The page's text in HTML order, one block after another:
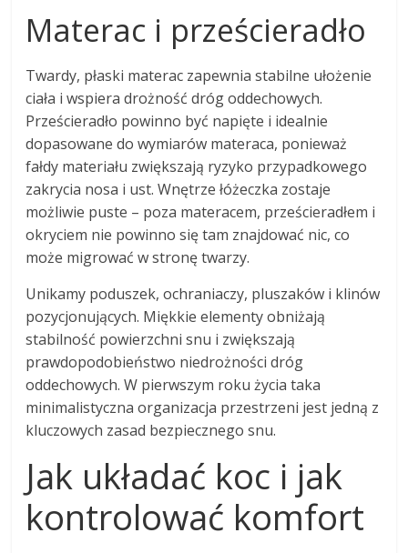
Materac i prześcieradło
Twardy, płaski materac zapewnia stabilne ułożenie
ciała i wspiera drożność dróg oddechowych.
Prześcieradło powinno być napięte i idealnie
dopasowane do wymiarów materaca, ponieważ
fałdy materiału zwiększają ryzyko przypadkowego
zakrycia nosa i ust. Wnętrze łóżeczka zostaje
możliwie puste – poza materacem, prześcieradłem i
okryciem nie powinno się tam znajdować nic, co
może migrować w stronę twarzy.
Unikamy poduszek, ochraniaczy, pluszaków i klinów
pozycjonujących. Miękkie elementy obniżają
stabilność powierzchni snu i zwiększają
prawdopodobieństwo niedrożności dróg
oddechowych. W pierwszym roku życia taka
minimalistyczna organizacja przestrzeni jest jedną z
kluczowych zasad bezpiecznego snu.
Jak układać koc i jak
kontrolować komfort